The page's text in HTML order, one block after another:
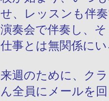
せ、レッスンも伴
演奏会で伴奏し、
仕事とは無関係に
来週のために、ク
ん全員にメールを